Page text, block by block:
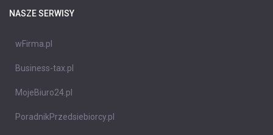
NASZE SERWISY
wFirma.pl
Business-tax.pl
MojeBiuro24.pl
PoradnikPrzedsiebiorcy.pl